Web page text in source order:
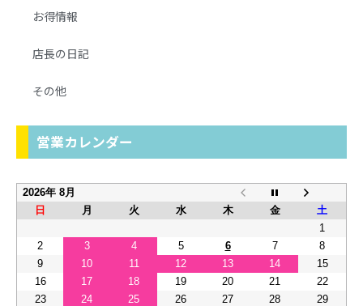
お得情報
店長の日記
その他
営業カレンダー
2026年 8月
日
月 火 水 木 金
土
1
2
3 4 5 6 7
8
9
10 11 12 13 14
15
16
17 18 19 20 21
22
23
24 25 26 27 28
29